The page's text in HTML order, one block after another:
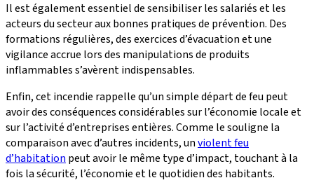
Il est également essentiel de sensibiliser les salariés et les
acteurs du secteur aux bonnes pratiques de prévention. Des
formations régulières, des exercices d’évacuation et une
vigilance accrue lors des manipulations de produits
inflammables s’avèrent indispensables.
Enfin, cet incendie rappelle qu’un simple départ de feu peut
avoir des conséquences considérables sur l’économie locale et
sur l’activité d’entreprises entières. Comme le souligne la
comparaison avec d’autres incidents, unviolent feu
d’habitation peut avoir le même type d’impact, touchant à la
fois la sécurité, l’économie et le quotidien des habitants.